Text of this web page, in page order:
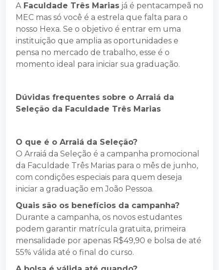
A Faculdade Três Marias já é pentacampeã no
MEC mas só você é a estrela que falta para o
nosso Hexa. Se o objetivo é entrar em uma
instituição que amplia as oportunidades e
pensa no mercado de trabalho, esse é o
momento ideal para iniciar sua graduação.
Dúvidas frequentes sobre o Arraiá da
Seleção da Faculdade Três Marias
O que é o Arraiá da Seleção?
O Arraiá da Seleção é a campanha promocional
da Faculdade Três Marias para o mês de junho,
com condições especiais para quem deseja
iniciar a graduação em João Pessoa.
Quais são os benefícios da campanha?
Durante a campanha, os novos estudantes
podem garantir matrícula gratuita, primeira
mensalidade por apenas R$49,90 e bolsa de até
55% válida até o final do curso.